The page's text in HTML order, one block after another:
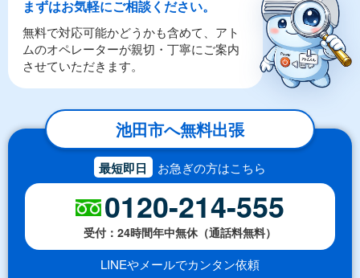
まずはお気軽にご相談ください。
無料で対応可能かどうかも含めて、アト
ムのオペレーターが親切・丁寧にご案内
させていただきます。
池田市へ無料出張
最短即日 お急ぎの方はこちら
0120-214-555
受付：24時間年中無休（通話料無料）
LINEやメールでカンタン依頼